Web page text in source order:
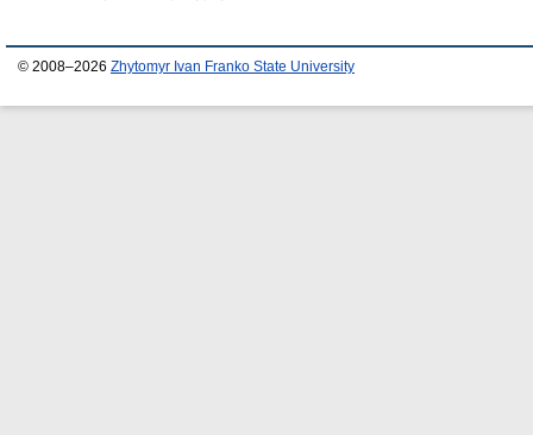
© 2008–2026 Zhytomyr Ivan Franko State University